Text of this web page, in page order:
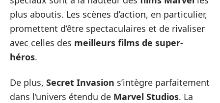
plus aboutis. Les scènes d’action, en particulier,
promettent d’être spectaculaires et de rivaliser
avec celles des meilleurs films de super-
héros.
De plus, Secret Invasion s’intègre parfaitement
dans l’univers étendu de Marvel Studios. La